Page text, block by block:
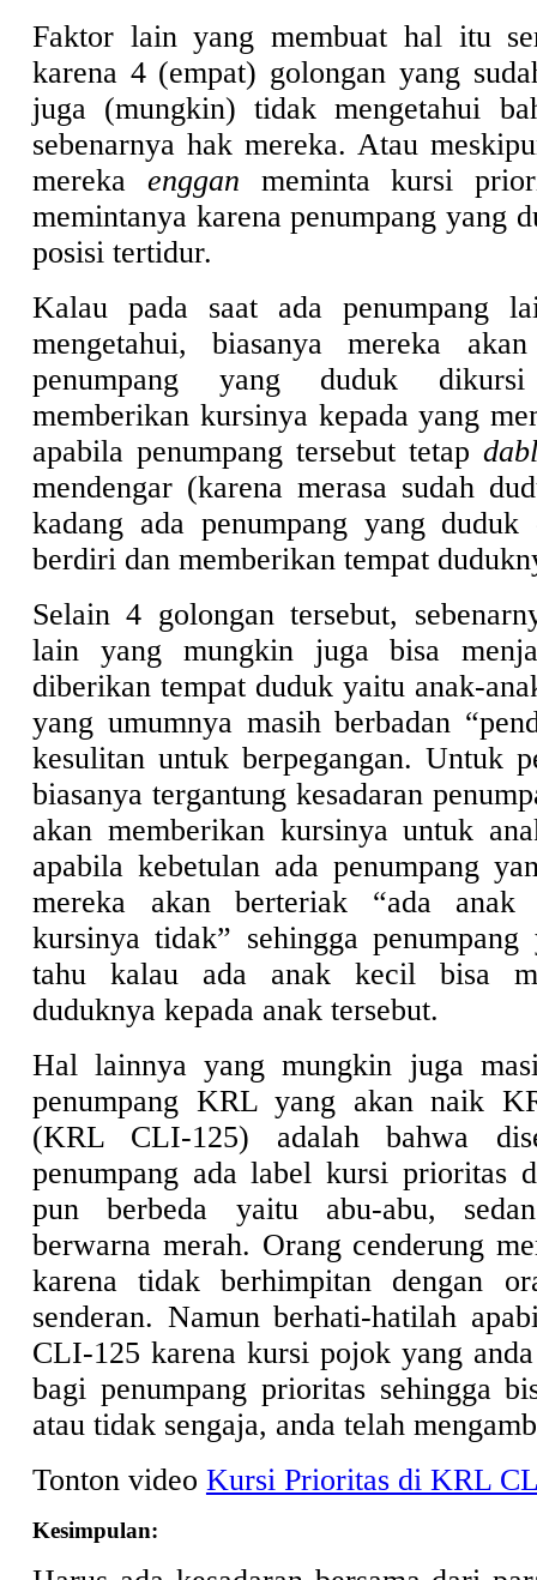
Faktor lain yang membuat hal itu
karena 4 (empat) golongan yang
juga (mungkin) tidak mengetahui
sebenarnya hak mereka. Atau
mereka enggan meminta kursi
memintanya karena penumpang yang
posisi tertidur.
Kalau pada saat ada penumpang
mengetahui, biasanya mereka
penumpang yang duduk
memberikan kursinya kepada yang
apabila penumpang tersebut tetap
mendengar (karena merasa sudah
kadang ada penumpang yang
berdiri dan memberikan tempat
Selain 4 golongan tersebut,
lain yang mungkin juga bisa
diberikan tempat duduk yaitu anak-
yang umumnya masih berbadan
kesulitan untuk berpegangan. Untuk
biasanya tergantung kesadaran
akan memberikan kursinya untuk
apabila kebetulan ada penumpang
mereka akan berteriak “ada
kursinya tidak” sehingga
tahu kalau ada anak kecil bisa
duduknya kepada anak tersebut.
Hal lainnya yang mungkin juga
penumpang KRL yang akan naik
(KRL CLI-125) adalah bahwa
penumpang ada label kursi prioritas
pun berbeda yaitu abu-abu,
berwarna merah. Orang cenderung
karena tidak berhimpitan dengan
senderan. Namun berhati-hatilah
CLI-125 karena kursi pojok yang
bagi penumpang prioritas sehingga
atau tidak sengaja, anda telah
Tonton video Kursi Prioritas di KRL
Kesimpulan: